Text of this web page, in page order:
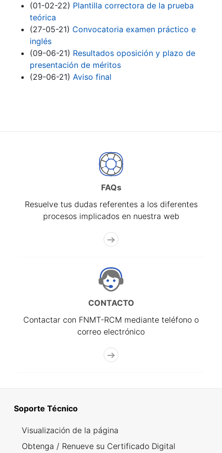
(01-02-22) Plantilla correctora de la prueba
teórica
(27-05-21) Convocatoria examen práctico e
inglés
(09-06-21) Resultados oposición y plazo de
presentación de méritos
(29-06-21) Aviso final
FAQs
Resuelve tus dudas referentes a los diferentes
procesos implicados en nuestra web
CONTACTO
Contactar con FNMT-RCM mediante teléfono o
correo electrónico
Soporte Técnico
Visualización de la página
Obtenga / Renueve su Certificado Digital